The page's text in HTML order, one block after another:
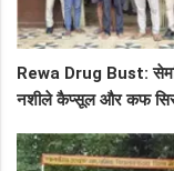
Rewa Drug Bust:
नशीले कैप्सूल और कफ
के पीछे